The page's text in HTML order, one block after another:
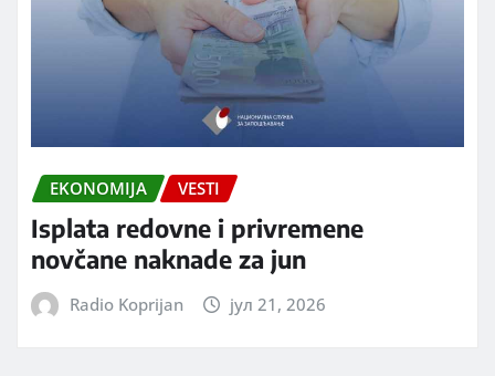
EKONOMIJA VESTI
Isplata redovne i privremene
novčane naknade za jun
Radio Koprijan јул 21, 2026